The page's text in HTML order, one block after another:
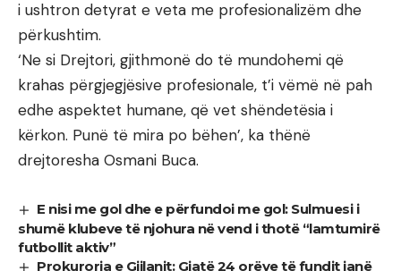
i ushtron detyrat e veta me profesionalizëm dhe
përkushtim.
‘Ne si Drejtori, gjithmonë do të mundohemi që
krahas përgjegjësive profesionale, t’i vëmë në pah
edhe aspektet humane, që vet shëndetësia i
kërkon. Punë të mira po bëhen’, ka thënë
drejtoresha Osmani Buca.
E nisi me gol dhe e përfundoi me gol: Sulmuesi i
shumë klubeve të njohura në vend i thotë “lamtumirë
futbollit aktiv”
Prokuroria e Gjilanit: Gjatë 24 orëve të fundit janë